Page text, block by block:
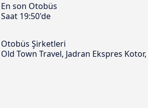
En son Otobüs
Saat 19:50'de
Otobüs Şirketleri
Old Town Travel, Jadran Ekspres Kotor,